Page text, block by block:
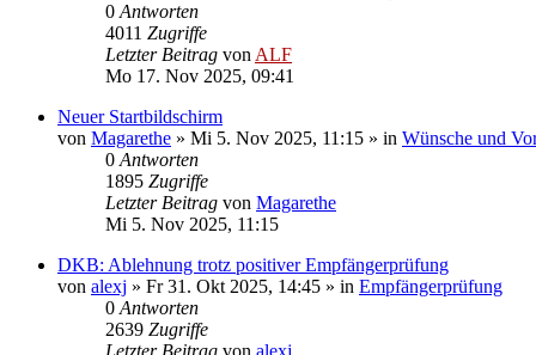
0 Antworten
4011 Zugriffe
Letzter Beitrag von ALF
Mo 17. Nov 2025, 09:41
Neuer Startbildschirm
von Magarethe » Mi 5. Nov 2025, 11:15 » in Wünsche und
0 Antworten
1895 Zugriffe
Letzter Beitrag von Magarethe
Mi 5. Nov 2025, 11:15
DKB: Ablehnung trotz positiver Empfängerprüfung
von alexj » Fr 31. Okt 2025, 14:45 » in Empfängerprüfung
0 Antworten
2639 Zugriffe
Letzter Beitrag von alexj